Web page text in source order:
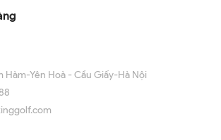
Hàm-Yên Hoà - Cầu Giấy-Hà Nội